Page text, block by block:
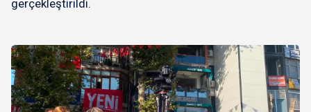
gerçekleştirildi.